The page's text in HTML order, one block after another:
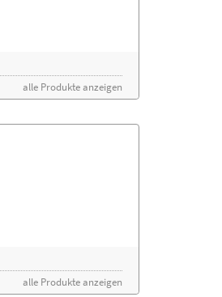
alle Produkte anzeigen
alle Produkte anzeigen